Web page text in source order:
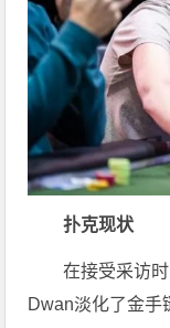
扑克现状
在接受采访
Dwan淡化了金手